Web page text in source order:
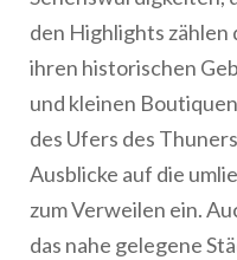
den Highlights
ihren historischen
und kleinen
des Ufers des
Ausblicke auf die
zum Verweilen ein.
das nahe gelegene